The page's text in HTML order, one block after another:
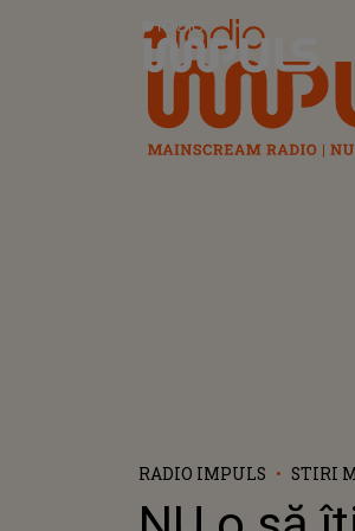
Radio Impuls
RADIO IMPULS STIRI